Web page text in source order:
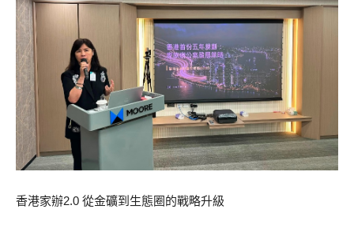
香港家辦2.0 從金礦到生態圈的戰略升級